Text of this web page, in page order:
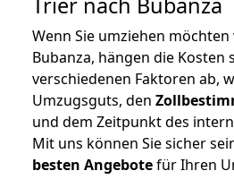
Wenn Sie umziehen möchten
Bubanza, hängen die Kosten
verschiedenen Faktoren ab,
Umzugsguts, den
und dem Zeitpunkt des
Mit uns können Sie sicher
besten Angebotefür Ihren